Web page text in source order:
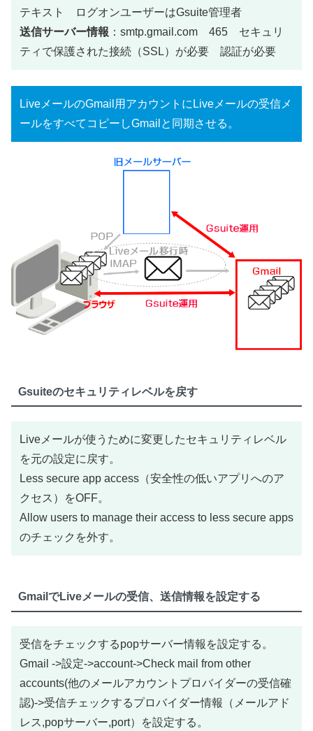
テキスト ログオンユーザーはGsuite管理者
送信サーバー情報 ：smtp.gmail.com 465 セキュリ
ティで保護された接続（SSL）が必要 認証が必要
LiveメールのGmail用アカウントにLiveメールの受信メ
ールをすべてコピーしGmailと同期させる。
Gsuiteのセキュリティレベルを戻す
Liveメールが使うために変更したセキュリティレベル
を元の設定に戻す。
Less secure app access（安全性の低いアプリへのア
クセス）をOFF。
Allow users to manage their access to less secure apps
のチェックを外す。
GmailでLiveメールの受信、送信情報を設定する
受信をチェックするpopサーバー情報を設定する。
Gmail ->設定->account->Check mail from other
accounts(他のメールアカウントプロバイダーの受信確
認)->受信チェックするプロバイダー情報（メールアド
レス,popサーバー,port）を設定する。